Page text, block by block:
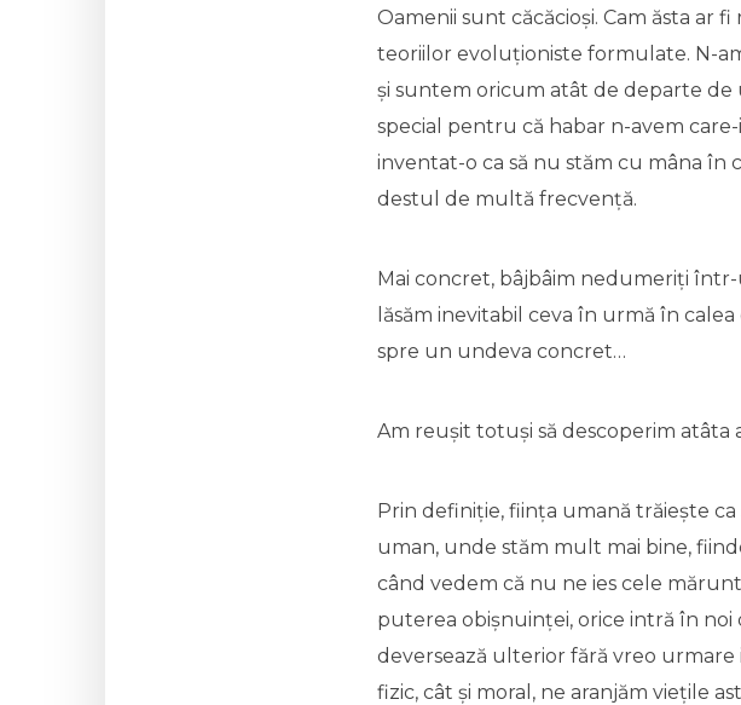
Oamenii sunt căcăcioși. Cam ăsta
teoriilor evoluționiste formulate. N-
și suntem oricum atât de departe
special pentru că habar n-avem
inventat-o ca să nu stăm cu mâna
destul de multă frecvență.
Mai concret, bâjbâim nedumeriți
lăsăm inevitabil ceva în urmă în
spre un undeva concret…
Am reușit totuși să descoperim
Prin definiție, ființa umană trăiește
uman, unde stăm mult mai bine,
când vedem că nu ne ies cele
puterea obișnuinței, orice intră în
deversează ulterior fără vreo
fizic, cât și moral, ne aranjăm viețile